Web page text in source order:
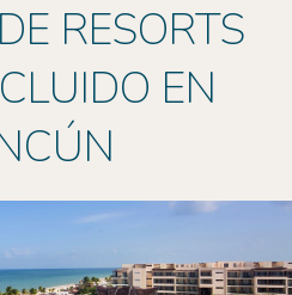
RESORTS
EN